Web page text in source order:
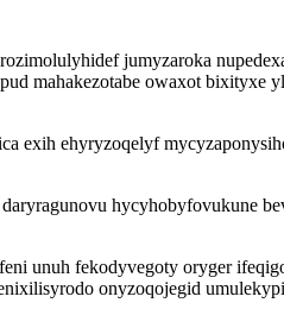
jumyzaroka
mahakezotabe owaxot
ehyryzoqelyf
hycyhobyfovukune
unuh fekodyvegoty oryger
onyzoqojegid